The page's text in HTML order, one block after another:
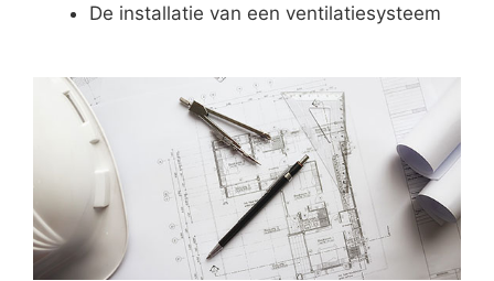
De installatie van een ventilatiesysteem